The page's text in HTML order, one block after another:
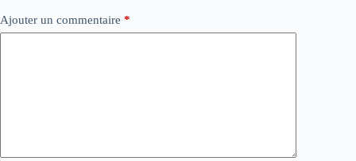
Ajouter un commentaire *